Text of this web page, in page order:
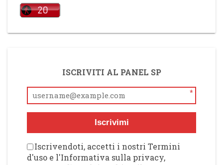
ISCRIVITI AL PANEL SP
*
Iscrivimi
Iscrivendoti, accetti i nostri Termini
d'uso e l'Informativa sulla privacy,